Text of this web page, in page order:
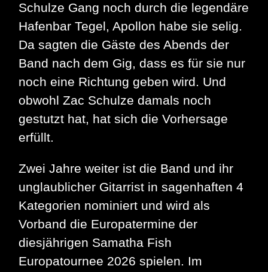
Schulze Gang noch durch die legendäre
Hafenbar Tegel, Apollon habe sie selig.
Da sagten die Gäste des Abends der
Band nach dem Gig, dass es für sie nur
noch eine Richtung geben wird. Und
obwohl Zac Schulze damals noch
gestutzt hat, hat sich die Vorhersage
erfüllt.
Zwei Jahre weiter ist die Band und ihr
unglaublicher Gitarrist in sagenhaften 4
Kategorien nominiert und wird als
Vorband die Europatermine der
diesjährigen Samatha Fish
Europatournee 2026 spielen. Im